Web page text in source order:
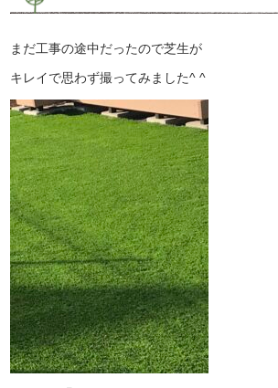
まだ工事の途中だったので芝生が
キレイで思わず撮ってみました^ ^